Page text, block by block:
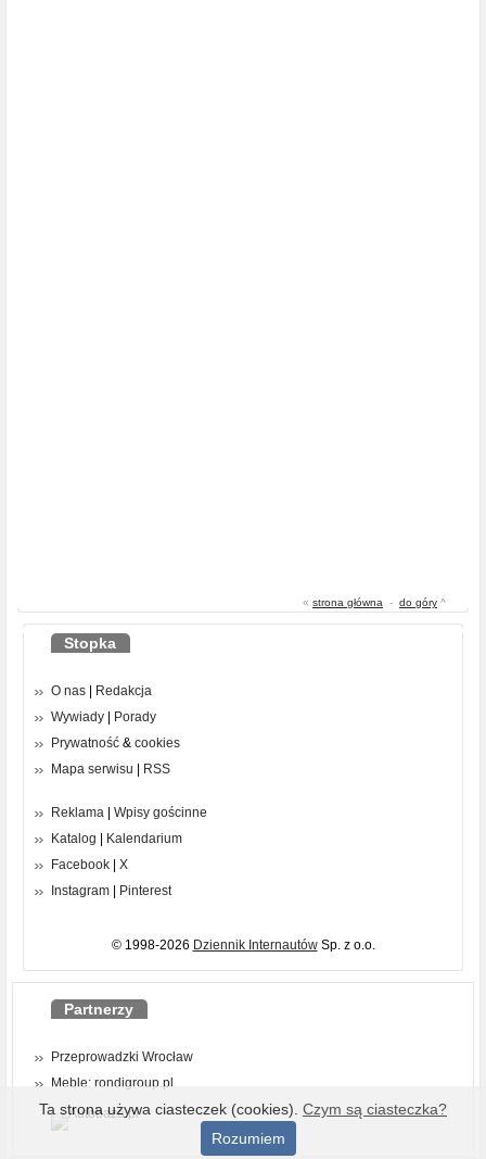
« strona główna - do góry ^
Stopka
O nas
Redakcja
Wywiady
Porady
Prywatność & cookies
Mapa serwisu
RSS
Reklama
Wpisy gościnne
Katalog
Kalendarium
Facebook
X
Instagram
Pinterest
© 1998-2026 Dziennik InternautówSp. z o.o.
Partnerzy
Przeprowadzki Wrocław
Meble: rondigroup.pl
Ta strona używa ciasteczek (cookies). Czym są ciasteczka?
Rozumiem